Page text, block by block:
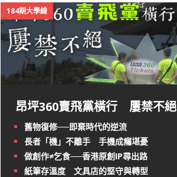
184期大學線
昂坪360賣飛黨橫行 屢禁不絕
舊物復修──即棄時代的逆流
長者「機」不離手 手機成癮堪憂
做創作≠乞食──香港原創IP尋出路
紙筆存溫度 文具店的堅守與轉型